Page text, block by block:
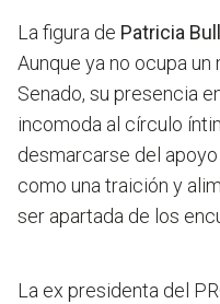
La figura de Patricia
Aunque ya no ocupa
Senado, su presencia
incomoda al círculo
desmarcarse del apoyo
como una traición y
ser apartada de los
La ex presidenta del